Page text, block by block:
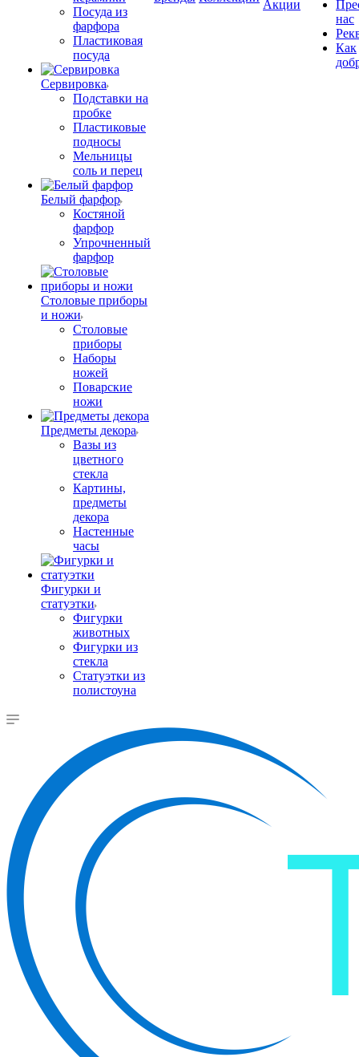
Посуда из
фарфора
Пластиковая
посуда
Сервировка
Подставки на
пробке
Пластиковые
подносы
Мельницы
соль и перец
Белый фарфор
Костяной
фарфор
Упрочненный
фарфор
Столовые приборы
и ножи
Столовые
приборы
Наборы
ножей
Поварские
ножи
Предметы декора
Вазы из
цветного
стекла
Картины,
предметы
декора
Настенные
часы
Фигурки и
статуэтки
Фигурки
животных
Фигурки из
стекла
Статуэтки из
полистоуна
Акции
нас
Как